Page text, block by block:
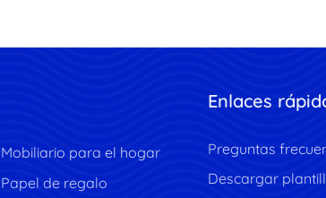
Mobiliario para el hogar
Papel de regalo
Enlaces
Preguntas
Descargar